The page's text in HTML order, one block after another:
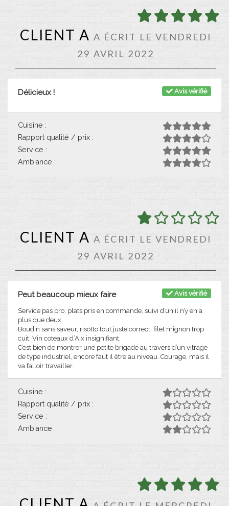
CLIENT A A ÉCRIT LE VENDREDI
29 AVRIL 2022
Avis vérifié
Délicieux !
Cuisine :
Rapport qualité / prix :
Service :
Ambiance :
CLIENT A A ÉCRIT LE VENDREDI
29 AVRIL 2022
Avis vérifié
Peut beaucoup mieux faire
Service pas pro, plats pris en commande, suivi d’un il n’y en a
plus que deux.
Boudin sans saveur, risotto tout juste correct, filet mignon trop
cuit. Vin coteaux d’Aix insignifiant.
C’est bien de montrer une petite brigade au travers d’un vitrage
de type industriel, encore faut il être au niveau. Courage, mais il
va falloir travailler.
Cuisine :
Rapport qualité / prix :
Service :
Ambiance :